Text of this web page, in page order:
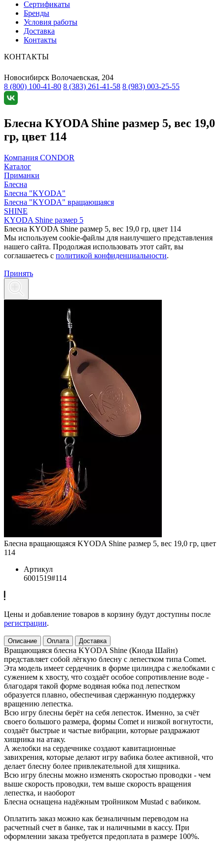
Сертификаты
Бренды
Условия работы
Доставка
Контакты
КОНТАКТЫ
Новосибирск Волочаевская, 204
8 (800) 100-41-80 8 (383) 261-41-58 8 (983) 003-25-55
Блесна KYODA Shine размер 5, вес 19,0
гр, цвет 114
Компания CONDOR
Каталог
Приманки
Блесна
Блесна "KYODA"
Блесна "KYODA" вращающаяся
SHINE
KYODA Shine размер 5
Блесна KYODA Shine размер 5, вес 19,0 гр, цвет 114
Мы используем cookie-файлы для наилучшего представления
нашего сайта. Продолжая использовать этот сайт, вы
соглашаетесь c политикой конфиденциальности.
Принять
Блесна вращающаяся KYODA Shine размер 5, вес 19,0 гр, цвет
114
Артикул
6001519#114
Цены и добавление товаров в корзину будут доступны после
регистрации.
Описание Оплата Доставка
Вращающаяся блесна KYODA Shine (Киода Шайн)
представляет собой лёгкую блесну с лепестком типа Comet.
Эта модель имеет сердечник в форме цилиндра с желобками с
сужением к хвосту, что создаёт особое сопротивление воде -
благодаря такой форме водяная юбка под лепестком
образуется плавно, обеспечивая сдержанную поддержку
вращению лепестка.
Всю игру блесны берёт на себя лепесток. Именно, за счёт
своего большого размера, формы Comet и низкой вогнутости,
создаёт быстрые и частые вибрации, которые раздражают
хищника на атаку.
А желобки на сердечнике создают кавитационные
завихрения, которые делают игру вабика более активной, что
делает блесну более привлекательной для хищника.
Всю игру блесны можно изменять скоростью проводки - чем
выше скорость проводки, тем выше скорость вращения
лепестка, и наоборот
Блесна оснащена надёжным тройником Mustad с вабиком.
Оплатить заказ можно как безналичным переводом на
расчетный счет в банке, так и наличными в кассу. При
оформлении заказа требуется предоплата в размере 100%.